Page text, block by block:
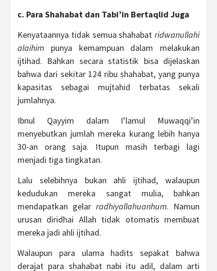
c. Para Shahabat dan Tabi’in Bertaqlid Juga
Kenyataannya tidak semua shahabat ridwanullahi
alaihim punya kemampuan dalam melakukan
ijtihad. Bahkan secara statistik bisa dijelaskan
bahwa dari sekitar 124 ribu shahabat, yang punya
kapasitas sebagai mujtahid terbatas sekali
jumlahnya.
Ibnul Qayyim dalam I’lamul Muwaqqi’in
menyebutkan jumlah mereka kurang lebih hanya
30-an orang saja. Itupun masih terbagi lagi
menjadi tiga tingkatan.
Lalu selebihnya bukan ahli ijtihad, walaupun
kedudukan mereka sangat mulia, bahkan
mendapatkan gelar radhiyallahuanhum. Namun
urusan diridhai Allah tidak otomatis membuat
mereka jadi ahli ijtihad.
Walaupun para ulama hadits sepakat bahwa
derajat para shahabat nabi itu adil, dalam arti